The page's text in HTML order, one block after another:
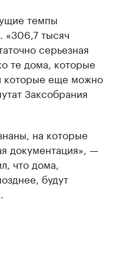
темпы
«306,7 тысяч
серьезная
те дома, которые
которые еще можно
Заксобрания
на которые
документация», —
что дома,
будут